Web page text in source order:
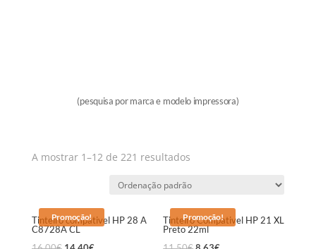
(pesquisa por marca e modelo impressora)
A mostrar 1–12 de 221 resultados
Promoção!
Tinteiro compativel HP 28 A
C8728A CL
Promoção!
Tinteiro Compativel HP 21 XL
Preto 22ml